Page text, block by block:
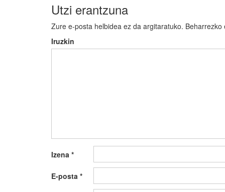
Utzi erantzuna
Zure e-posta helbidea ez da argitaratuko. Beharrezko
Iruzkin
Izena *
E-posta *